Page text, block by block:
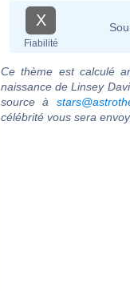
X
Fiabilité
Ce thème est calculé
naissance de Linsey
source à
célébrité vous sera